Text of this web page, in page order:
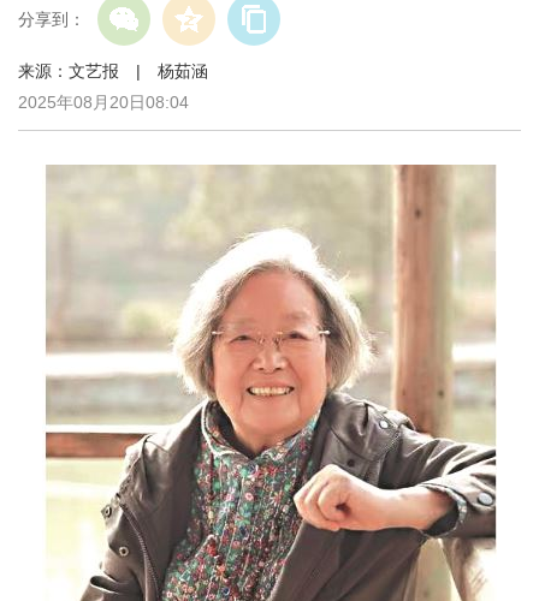
分享到：
来源：文艺报 | 杨茹涵
2025年08月20日08:04